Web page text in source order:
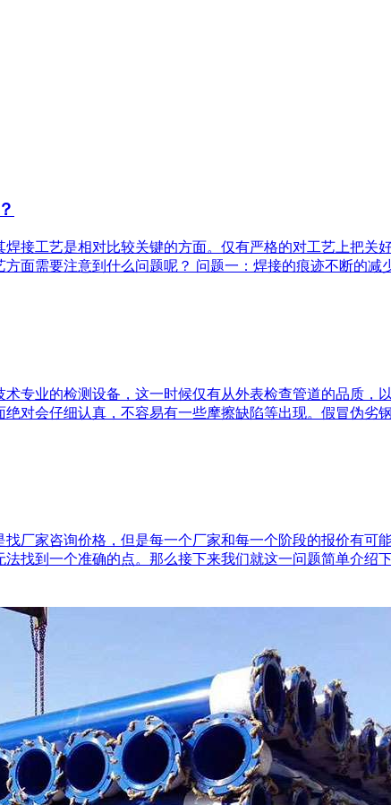
接工艺是相对比较关键的方面。仅有严格的对工艺上把
面需要注意到什么问题呢？ 问题一：焊接的痕迹不断的
专业的检测设备，这一时候仅有从外表检查管道的品质，
对会仔细认真，不容易有一些摩擦缺陷等出现。假冒伪劣
厂家咨询价格，但是每一个厂家和每一个阶段的报价有
找到一个准确的点。那么接下来我们就这一问题简单介绍